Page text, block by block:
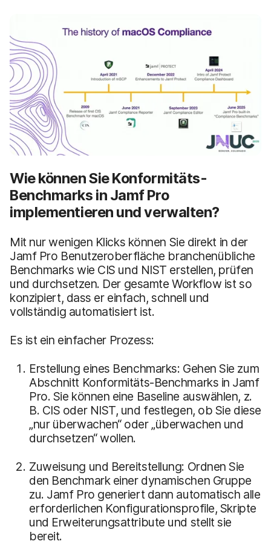
Wie können Sie Konformitäts-
Benchmarks in Jamf Pro
implementieren und verwalten?
Mit nur wenigen Klicks können Sie direkt in der
Jamf Pro Benutzeroberfläche branchenübliche
Benchmarks wie CIS und NIST erstellen, prüfen
und durchsetzen. Der gesamte Workflow ist so
konzipiert, dass er einfach, schnell und
vollständig automatisiert ist.
Es ist ein einfacher Prozess:
Erstellung eines Benchmarks: Gehen Sie zum
Abschnitt Konformitäts-Benchmarks in Jamf
Pro. Sie können eine Baseline auswählen, z.
B. CIS oder NIST, und festlegen, ob Sie diese
„nur überwachen“ oder „überwachen und
durchsetzen“ wollen.
Zuweisung und Bereitstellung: Ordnen Sie
den Benchmark einer dynamischen Gruppe
zu. Jamf Pro generiert dann automatisch alle
erforderlichen Konfigurationsprofile, Skripte
und Erweiterungsattribute und stellt sie
bereit.